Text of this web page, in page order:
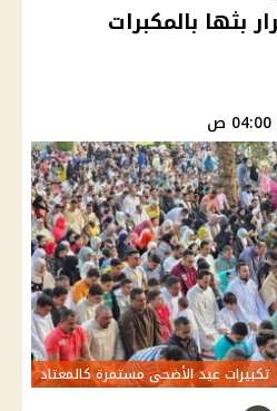
بثها بالمكبرات
تكبيرات عيد الأضحى مستمرة كالمعتاد